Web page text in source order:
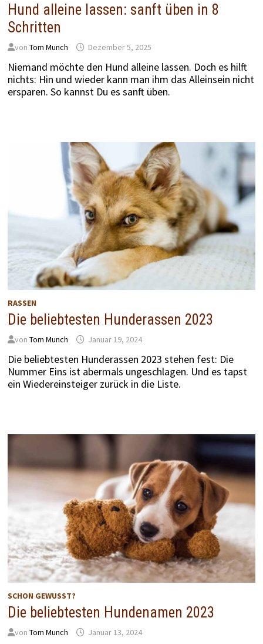
Hund alleine lassen: sanft üben in 8
Schritten
von Tom Munch Dezember 5, 2025
Niemand möchte den Hund alleine lassen. Doch es hilft
nichts: Hin und wieder kann man ihm das Alleinsein nicht
ersparen. So kannst Du es sanft üben.
RASSEN
Die beliebtesten Hunderassen 2023
von Tom Munch Januar 19, 2024
Die beliebtesten Hunderassen 2023 stehen fest: Die
Nummer Eins ist abermals ungeschlagen. Und es tapst
ein Wiedereinsteiger zurück in die Liste.
SCHON GEWUSST?
Die beliebtesten Hundenamen 2023
von Tom Munch Januar 13, 2024